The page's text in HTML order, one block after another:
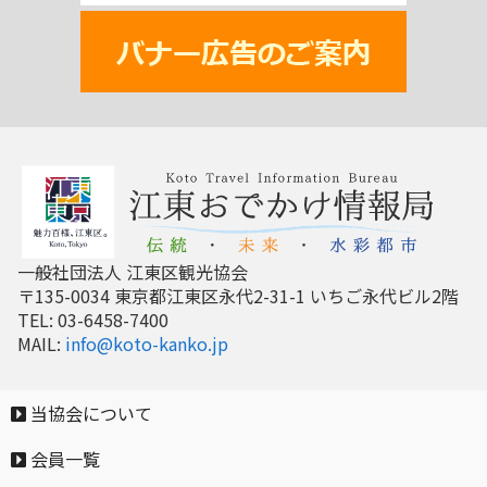
一般社団法人 江東区観光協会
〒135-0034 東京都江東区永代2-31-1 いちご永代ビル2階
TEL: 03-6458-7400
MAIL: info@koto-kanko.jp
当協会について
会員一覧